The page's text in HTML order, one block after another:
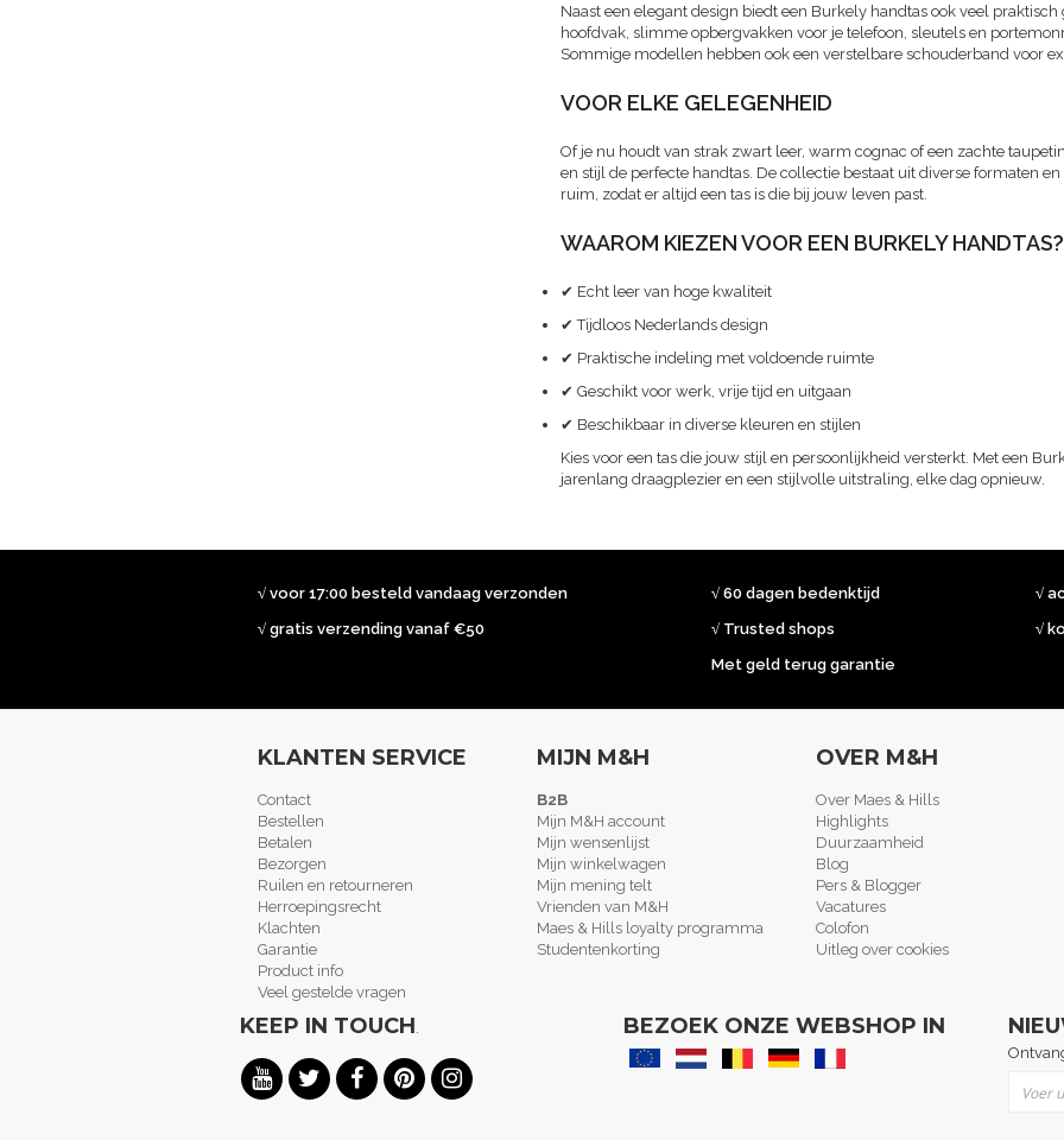
Naast een elegant design biedt een Burkely handtas ook veel
hoofdvak, slimme opbergvakken voor je telefoon, sleutels en
Sommige modellen hebben ook een verstelbare schouderband voor
VOOR ELKE GELEGENHEID
Of je nu houdt van strak zwart leer, warm cognac of een zachte
en stijl de perfecte handtas. De collectie bestaat uit diverse formaten
ruim, zodat er altijd een tas is die bij jouw leven past.
WAAROM KIEZEN VOOR EEN BURKELY HANDTAS?
✔ Echt leer van hoge kwaliteit
✔ Tijdloos Nederlands design
✔ Praktische indeling met voldoende ruimte
✔ Geschikt voor werk, vrije tijd en uitgaan
✔ Beschikbaar in diverse kleuren en stijlen
Kies voor een tas die jouw stijl en persoonlijkheid versterkt. Met een
jarenlang draagplezier en een stijlvolle uitstraling, elke dag opnieuw.
√ voor 17:00 besteld vandaag verzonden
√ gratis verzending vanaf €50
√ 60 dagen bedenktijd
√ Trusted shops
Met geld terug garantie
√
√
KLANTEN SERVICE
Contact
Bestellen
Betalen
Bezorgen
Ruilen en retourneren
Herroepingsrecht
Klachten
Garantie
Product info
Veel gestelde vragen
MIJN M&H
B2B
Mijn M&H account
Mijn wensenlijst
Mijn winkelwagen
Mijn mening telt
Vrienden van M&H
Maes & Hills loyalty programma
Studentenkorting
OVER M&H
Over Maes & Hills
Highlights
Duurzaamheid
Blog
Pers & Blogger
Vacatures
Colofon
Uitleg over cookies
KEEP IN TOUCH BEZOEK ONZE WEBSHOP IN